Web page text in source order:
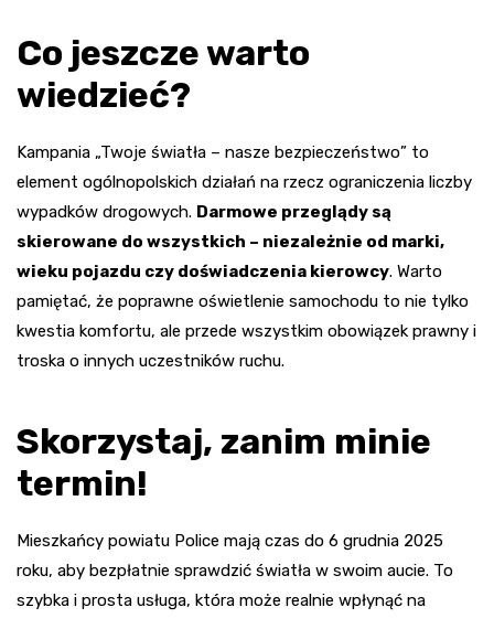
Co jeszcze warto
wiedzieć?
Kampania „Twoje światła – nasze bezpieczeństwo” to
element ogólnopolskich działań na rzecz ograniczenia liczby
wypadków drogowych. Darmowe przeglądy są
skierowane do wszystkich – niezależnie od marki,
wieku pojazdu czy doświadczenia kierowcy. Warto
pamiętać, że poprawne oświetlenie samochodu to nie tylko
kwestia komfortu, ale przede wszystkim obowiązek prawny i
troska o innych uczestników ruchu.
Skorzystaj, zanim minie
termin!
Mieszkańcy powiatu Police mają czas do 6 grudnia 2025
roku, aby bezpłatnie sprawdzić światła w swoim aucie. To
szybka i prosta usługa, która może realnie wpłynąć na